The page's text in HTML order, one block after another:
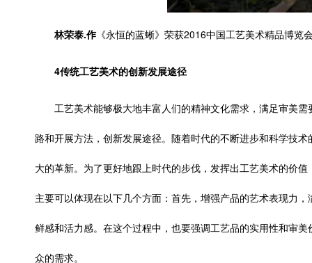
林荣泰.作《永恒的蓝蜥》 荣获2016中国工艺美术精品博览
4传统工艺美术的创新发展途径
工艺美术能够极大地丰富人们的精神文化需求，满足审美
路和开展方法，创新发展途径。随着时代的不断进步和科学技
大的革新。为了更好地跟上时代的步伐，发挥出工艺美术的价
主要可以体现在以下几个方面：首先，增强产品的艺术表现力
鲜感和活力感。在这个过程中，也要强调工艺品的实用性和审
众的需求。